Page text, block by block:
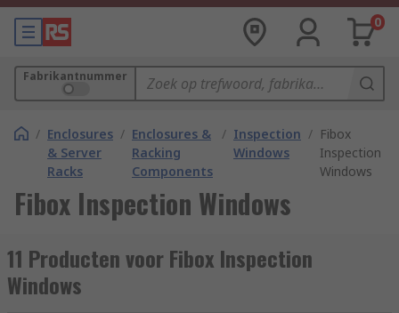
0
Fabrikantnummer
/ Enclosures
& Server
Racks
/ Enclosures &
Racking
Components
/ Inspection
Windows
/ Fibox
Inspection
Windows
Fibox Inspection Windows
11 Producten voor Fibox Inspection
Windows